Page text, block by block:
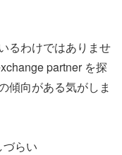
るわけではありませ
partner を探
傾向がある気がしま
らい